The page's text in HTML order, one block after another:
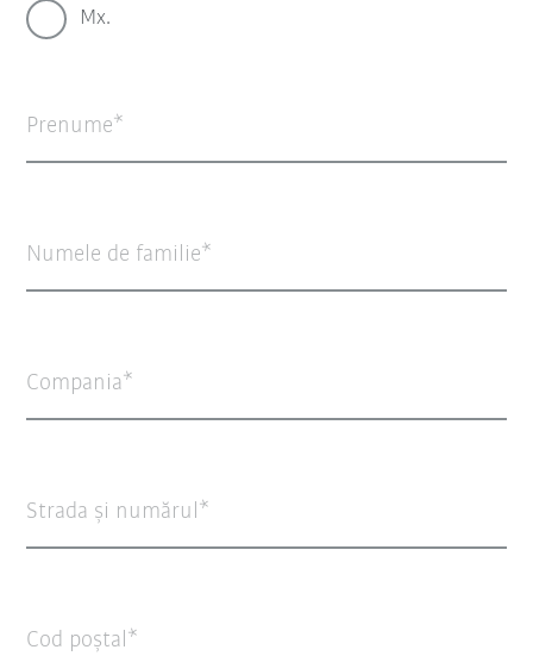
Mx.
Prenume
Numele de familie
Compania
Strada şi numărul
Cod poștal